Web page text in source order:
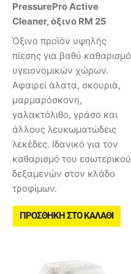
PressurePro Active
Cleaner, όξινο RM 25
Όξινο προϊόν υψηλής
πίεσης για βαθύ καθαρισμό
υγειονομικών χώρων.
Αφαιρεί άλατα, σκουριά,
μαρμαρόσκονη,
γαλακτόλιθο, γράσο και
άλλους λευκωματώδεις
λεκέδες. Ιδανικό για τον
καθαρισμό του εσωτερικού
δεξαμενών στον κλάδο
τροφίμων.
ΠΡΟΣΘΉΚΗ ΣΤΟ ΚΑΛΆΘΙ